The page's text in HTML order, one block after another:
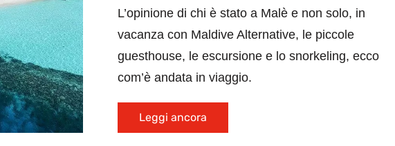
L’opinione di chi è stato a Malè e non solo, in
vacanza con Maldive Alternative, le piccole
guesthouse, le escursione e lo snorkeling, ecco
com’è andata in viaggio.
Leggi ancora